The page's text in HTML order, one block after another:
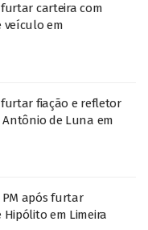
carteira com
veículo em
fiação e refletor
de Luna em
após furtar
em Limeira